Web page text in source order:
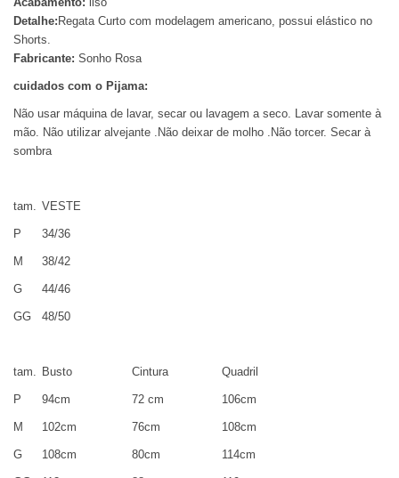
Detalhe: Regata Curto com modelagem americano, possui elástico no
Shorts.
Fabricante: Sonho Rosa
cuidados com o Pijama:
Não usar máquina de lavar, secar ou lavagem a seco. Lavar somente à
mão. Não utilizar alvejante .Não deixar de molho .Não torcer. Secar à
sombra
tam. VESTE
P 34/36
M 38/42
G 44/46
GG 48/50
tam. Busto Cintura Quadril
P 94cm 72 cm 106cm
M 102cm 76cm 108cm
G 108cm 80cm 114cm